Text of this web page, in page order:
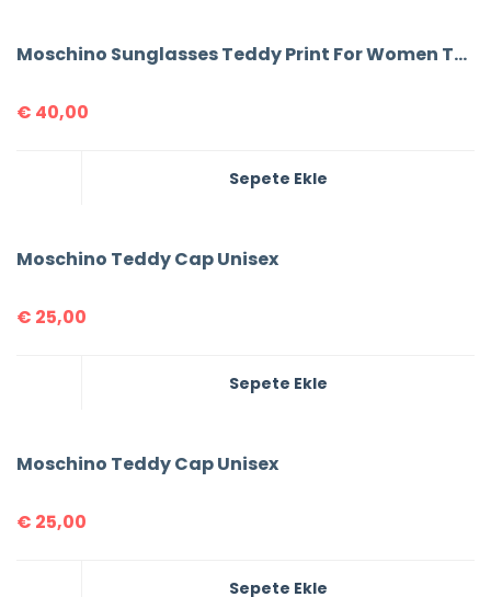
Moschino Sunglasses Teddy Print For Women T-shirt
€ 40,00
Sepete Ekle
Moschino Teddy Cap Unisex
€ 25,00
Sepete Ekle
Moschino Teddy Cap Unisex
€ 25,00
Sepete Ekle